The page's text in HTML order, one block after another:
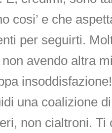
cosi’ e che
per seguirti.
avendo altra
una coalizione
non cialtroni. Ti